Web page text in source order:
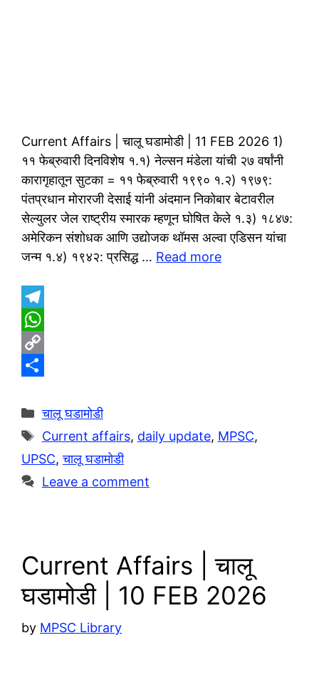
Current Affairs | चालू घडामोडी | 11 FEB 2026 1)
११ फेब्रुवारी दिनविशेष १.१) नेल्सन मंडेला यांची २७ वर्षांनी
कारागृहातून सुटका = ११ फेब्रुवारी १९९० १.२) १९७९:
पंतप्रधान मोरारजी देसाई यांनी अंदमान निकोबार बेटावरील
सेल्युलर जेल राष्ट्रीय स्मारक म्हणून घोषित केले १.३) १८४७:
अमेरिकन संशोधक आणि उद्योजक थॉमस अल्वा एडिसन यांचा
जन्म १.४) १९४२: प्रसिद्ध … Read more
T
e
g
r
a
m
W
h
t
s
A
p
C
p
y
L
i
h
a
r
e
Categories
चालू घडामोडी
Tags
Current affairs, daily update, MPSC,
UPSC,चालू घडामोडी
Leave a comment
Current Affairs | चालू
घडामोडी | 10 FEB 2026
by MPSC Library